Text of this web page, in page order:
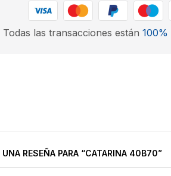
Todas las transacciones están 100%
UNA RESEÑA PARA “CATARINA 40B70”